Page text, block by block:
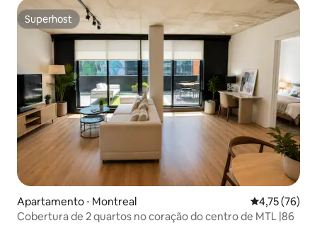
Superhost
Superhost
Apartamento ⋅ Montreal 4,75 de uma
4,75 (76)
Cobertura de 2 quartos no coração do centro de MTL |86